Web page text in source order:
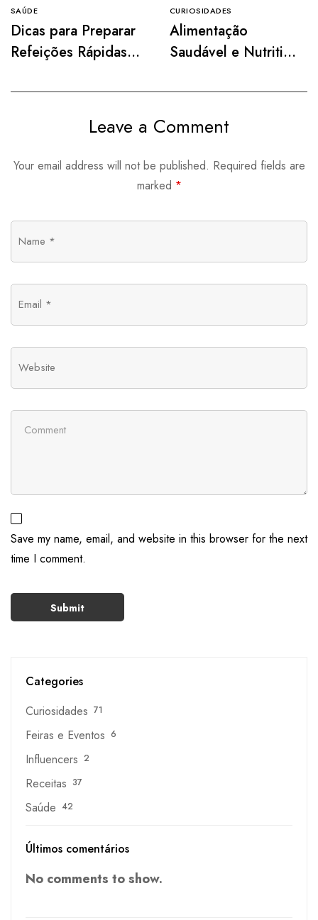
SAÚDE
Dicas para Preparar
Refeições Rápidas e
CURIOSIDADES
Alimentação
Saudável e Nutritiva
Vibrante
Leave a Comment
Your email address will not be published. Required fields are
marked *
Save my name, email, and website in this browser for the next
time I comment.
Categories
Curiosidades 71
Feiras e Eventos 6
Influencers 2
Receitas 37
Saúde 42
Últimos comentários
No comments to show.